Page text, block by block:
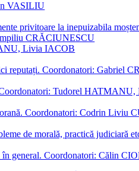
VASILIU
privitoare la inepuizabila
CRĂCIUNESCU
Livia IACOB
reputați. Coordonatori: Gabriel
Coordonatori: Tudorel
Coordonatori: Codrin Liviu
de morală, practică judiciară
în general. Coordonatori: Călin